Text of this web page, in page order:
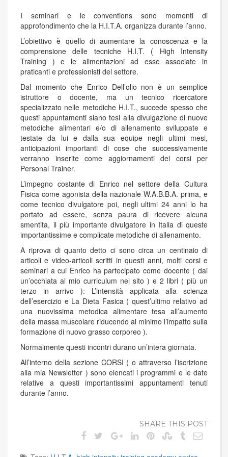
I seminari e le conventions sono momenti di
approfondimento che la H.I.T.A. organizza durante l’anno.
L’obiettivo è quello di aumentare la conoscenza e la
comprensione delle tecniche H.I.T. ( High Intensity
Training ) e le alimentazioni ad esse associate in
praticanti e professionisti del settore.
Dal momento che Enrico Dell’olio non è un semplice
istruttore o docente, ma un tecnico ricercatore
specializzato nelle metodiche H.I.T., succede spesso che
questi appuntamenti siano tesi alla divulgazione di nuove
metodiche alimentari e/o di allenamento sviluppate e
testate da lui e dalla sua equipe negli ultimi mesi,
anticipazioni importanti di cose che successivamente
verranno inserite come aggiornamenti dei corsi per
Personal Trainer.
L’impegno costante di Enrico nel settore della Cultura
Fisica come agonista della nazionale W.A.B.B.A. prima, e
come tecnico divulgatore poi, negli ultimi 24 anni lo ha
portato ad essere, senza paura di ricevere alcuna
smentita, il più importante divulgatore in Italia di queste
importantissime e complicate metodiche di allenamento.
A riprova di quanto detto ci sono circa un centinaio di
articoli e video-articoli scritti in questi anni, molti corsi e
seminari a cui Enrico ha partecipato come docente ( dai
un’occhiata al mio curriculum nel sito ) e 2 libri ( più un
terzo in arrivo ): L’intensità applicata alla scienza
dell’esercizio e La Dieta Fasica ( quest’ultimo relativo ad
una nuovissima metodica alimentare tesa all’aumento
della massa muscolare riducendo al minimo l’impatto sulla
formazione di nuovo grasso corporeo ).
Normalmente questi incontri durano un’intera giornata.
All’interno della sezione CORSI ( o attraverso l’iscrizione
alla mia Newsletter ) sono elencati i programmi e le date
relative a questi importantissimi appuntamenti tenuti
durante l’anno.
SHARE THIS POST